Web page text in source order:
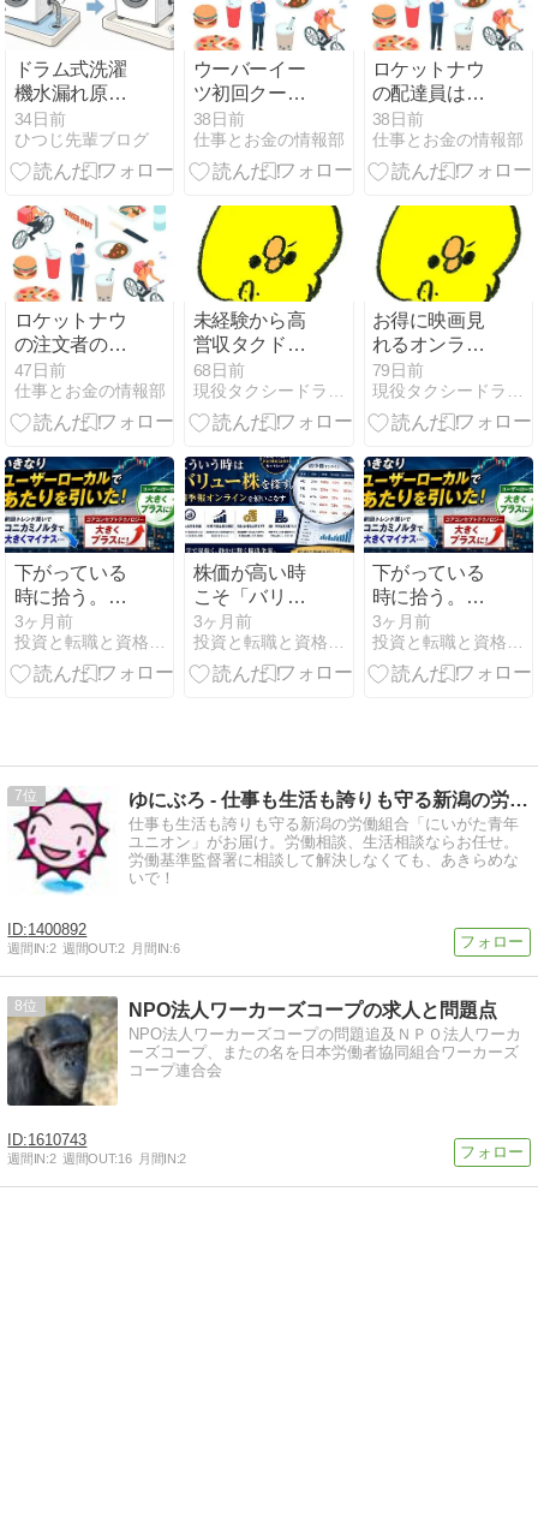
ドラム式洗濯
機水漏れ原因
を特定！排水
口詰まり解消
法
34日前
ひつじ先輩ブログ
ウーバーイー
ツ初回クーポ
ン/紹介コード
が使えない(プ
ロモーション
されない)原因
と対処法【知
恵袋他】
38日前
仕事とお金の情報部
ロケットナウ
の配達員は稼
げる？稼げる
エリアは？
【知恵袋他】
38日前
仕事とお金の情報部
ロケットナウ
の注文者の口
コミ評判ある
あるまとめ
【知恵袋/なん
47日前
仕事とお金の情報部
未経験から高
営収タクドラ
になる為のロ
ードマップ
68日前
お得に映画見
れるオンライ
ン・ビデオオ
ンデマンドま
とめ（無料期
79日前
下がっている
時に拾う。最
近の投資で感
じたこと
3ヶ月前
投資と転職と資格取得 ブラック企業からの逆転
株価が高い時
こそ「バリュ
ー株」を探せ
— 四季報オン
ライン活用術
3ヶ月前
投資と転職と資格取得 ブラック企業からの逆転
下がっている
時に拾う。最
近の投資で感
じたこと
3ヶ月前
投資と転職と資格取得 ブラック企業からの逆転
7 ゆにぶろ - 仕事も生活も誇りも守る新潟の労働組合
仕事も生活も誇りも守る新潟の労働組合「にいがた青年
ユニオン」がお届け。労働相談、生活相談ならお任せ。
労働基準監督署に相談して解決しなくても、あきらめな
いで！
1400892
週間IN:2 週間OUT:2 月間IN:6
8 NPO法人ワーカーズコープの求人と問題点
NPO法人ワーカーズコープの問題追及ＮＰＯ法人ワーカ
ーズコープ、またの名を日本労働者協同組合ワーカーズ
コープ連合会
1610743
週間IN:2 週間OUT:16 月間IN:2